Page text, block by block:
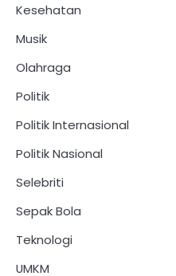
Kesehatan
Musik
Olahraga
Politik
Politik Internasional
Politik Nasional
Selebriti
Sepak Bola
Teknologi
UMKM